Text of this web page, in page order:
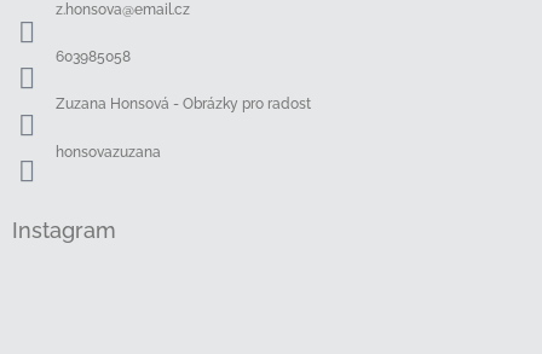
z.honsova@email.cz
603985058
Zuzana Honsová - Obrázky pro radost
honsovazuzana
Instagram